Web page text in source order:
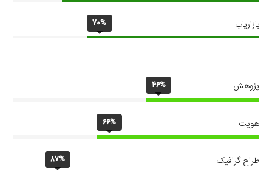
بازاریاب 70%
پژوهش 46%
هویت 66%
طراح گرافیک 87%